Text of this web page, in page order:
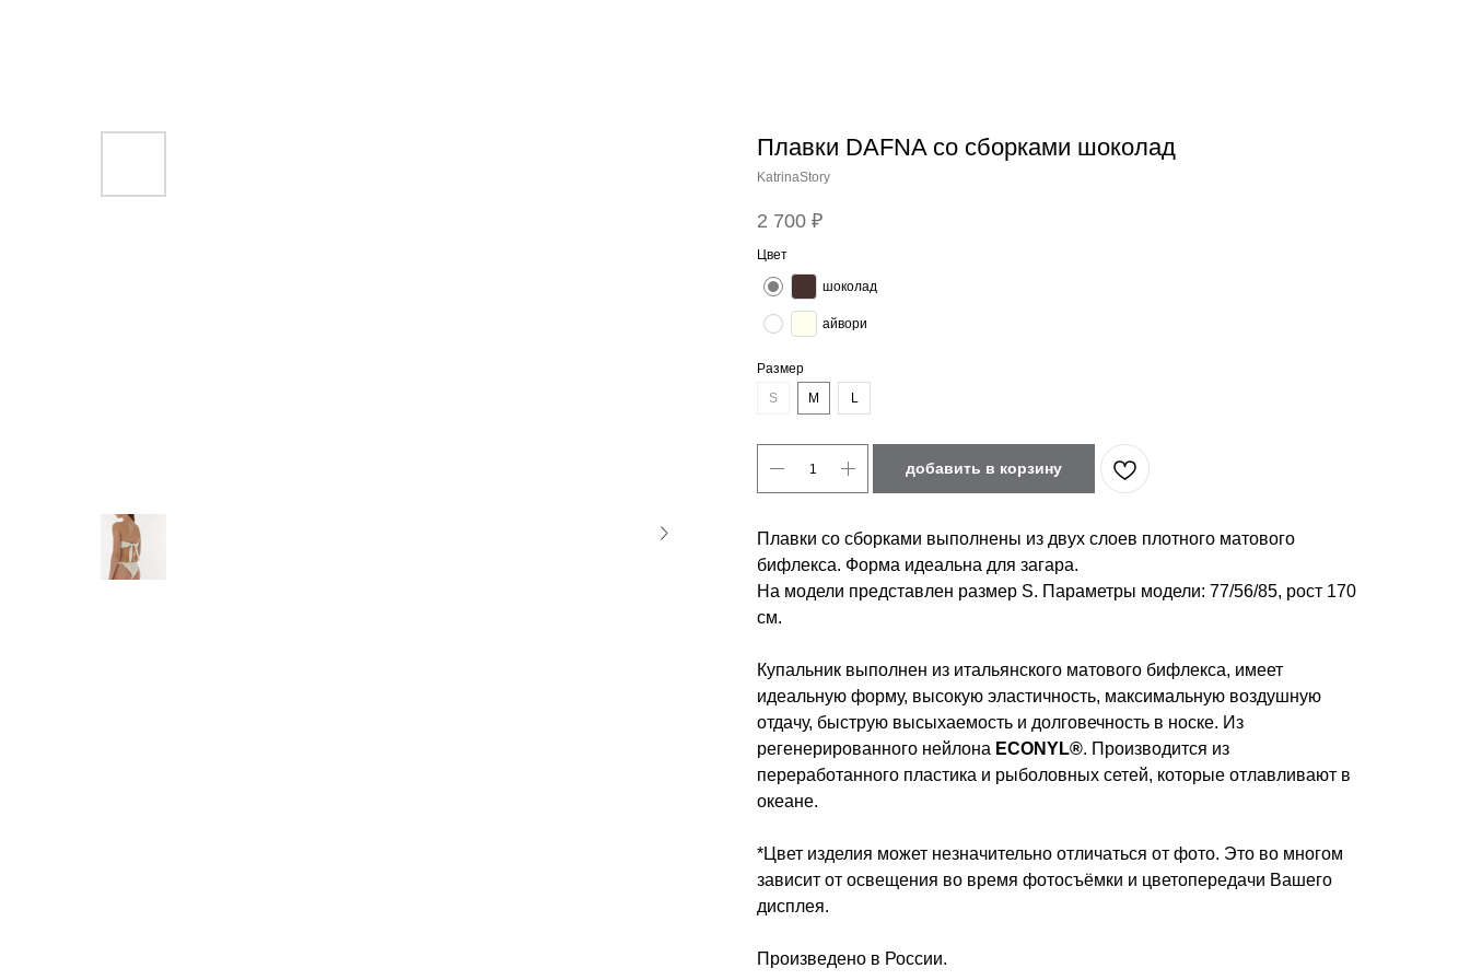
Плавки DAFNA со сборками шоколад
KatrinaStory
2 700 ₽
Цвет
шоколад
айвори
Размер
S
M L
добавить в корзину
Плавки со сборками выполнены из двух слоев плотного матового
бифлекса. Форма идеальна для загара.
На модели представлен размер S. Параметры модели: 77/56/85, рост 170
см.
Купальник выполнен из итальянского матового бифлекса, имеет
идеальную форму, высокую эластичность, максимальную воздушную
отдачу, быструю высыхаемость и долговечность в носке. Из
регенерированного нейлона ECONYL®. Производится из
переработанного пластика и рыболовных сетей, которые отлавливают в
океане.
*Цвет изделия может незначительно отличаться от фото. Это во многом
зависит от освещения во время фотосъёмки и цветопередачи Вашего
дисплея.
Произведено в России.